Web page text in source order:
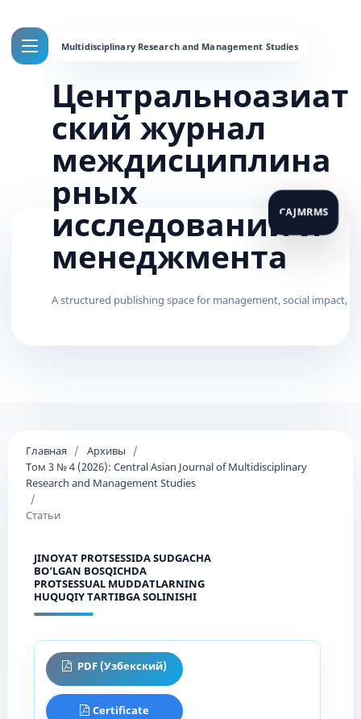
Центральноазиат
ский журнал
междисциплина
рных
исследований и
менеджмента
Главная / Архивы
/
Том 3 № 4 (2026): Central Asian Journal of Multidisciplinary
Research and Management Studies
/
Статьи
JINOYAT PROTSESSIDA SUDGACHA
BO‘LGAN BOSQICHDA
PROTSESSUAL MUDDATLARNING
HUQUQIY TARTIBGA SOLINISHI
PDF (Узбекский)
Certificate